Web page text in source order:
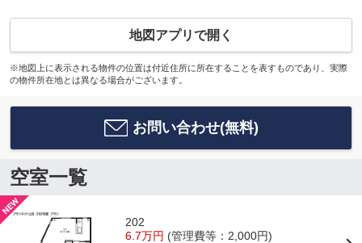
地図アプリで開く
※地図上に表示される物件の位置は付近住所に所在することを表すものであり、実際
の物件所在地とは異なる場合がございます。
お問い合わせ(無料)
空室一覧
202
6.7万円 (管理費等：2,000円)